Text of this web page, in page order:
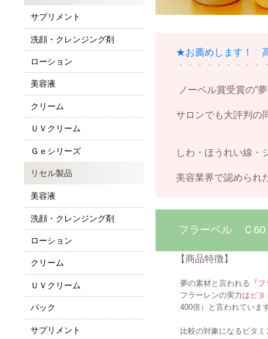
★お薦めします！ 高
・・・・・・・・・・
ノーベル賞受賞の“夢
サロンでも大評判の同
しわ・ほうれい線・シ
美容業界で認められた
フラーベル Ｃ
【商品特徴】
夢の素材と言われる『フ
フラーレンの実力は ビタ
400倍）と言われていま
比較の対象になるビタミン
サプリメント
洗顔・クレンジング剤
ローション
美容液
クリーム
ＵＶクリーム
Ｇｅシリーズ
リセル製品
美容液
洗顔・クレンジング剤
ローション
クリーム
ＵＶクリーム
パック
サプリメント